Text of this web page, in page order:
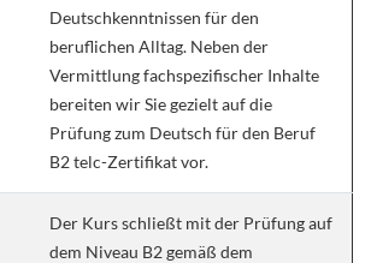
Deutschkenntnissen für den
beruflichen Alltag. Neben der
Vermittlung fachspezifischer Inhalte
bereiten wir Sie gezielt auf die
Prüfung zum Deutsch für den Beruf
B2 telc-Zertifikat vor.
Der Kurs schließt mit der Prüfung auf
dem Niveau B2 gemäß dem